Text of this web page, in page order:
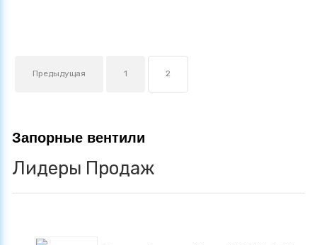
Предыдущая 1 2
Запорные вентили
Лидеры Продаж